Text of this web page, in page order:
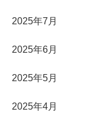
2025年7月
2025年6月
2025年5月
2025年4月